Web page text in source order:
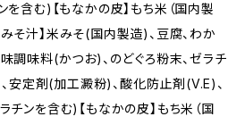
を含む)【もなかの皮】もち米（国内製
そ汁】米みそ(国内製造)、豆腐、わか
調味料(かつお)、のどぐろ粉末、ゼラチ
安定剤(加工澱粉)、酸化防止剤(V.E)、
チンを含む)【もなかの皮】もち米（国